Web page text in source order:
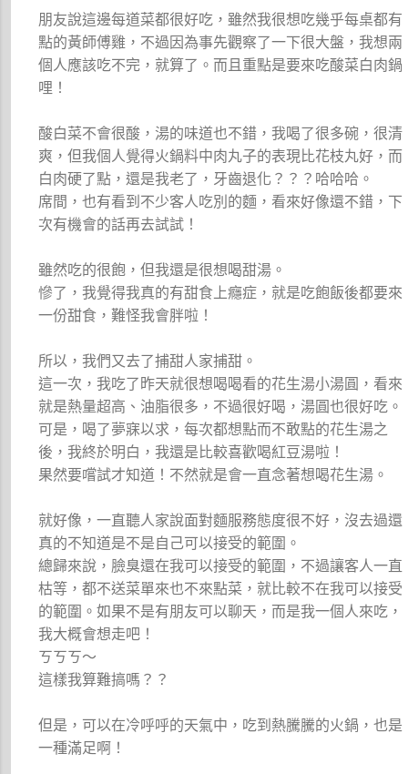
朋友說這邊每道菜都很好吃，雖然我很想吃幾乎每桌都有
點的黃師傅雞，不過因為事先觀察了一下很大盤，我想兩
個人應該吃不完，就算了。而且重點是要來吃酸菜白肉鍋
哩！
酸白菜不會很酸，湯的味道也不錯，我喝了很多碗，很清
爽，但我個人覺得火鍋料中肉丸子的表現比花枝丸好，而
白肉硬了點，還是我老了，牙齒退化？？？哈哈哈。
席間，也有看到不少客人吃別的麵，看來好像還不錯，下
次有機會的話再去試試！
雖然吃的很飽，但我還是很想喝甜湯。
慘了，我覺得我真的有甜食上癮症，就是吃飽飯後都要來
一份甜食，難怪我會胖啦！
所以，我們又去了捕甜人家捕甜。
這一次，我吃了昨天就很想喝喝看的花生湯小湯圓，看來
就是熱量超高、油脂很多，不過很好喝，湯圓也很好吃。
可是，喝了夢寐以求，每次都想點而不敢點的花生湯之
後，我終於明白，我還是比較喜歡喝紅豆湯啦！
果然要嚐試才知道！不然就是會一直念著想喝花生湯。
就好像，一直聽人家說面對麵服務態度很不好，沒去過還
真的不知道是不是自己可以接受的範圍。
總歸來說，臉臭還在我可以接受的範圍，不過讓客人一直
枯等，都不送菜單來也不來點菜，就比較不在我可以接受
的範圍。如果不是有朋友可以聊天，而是我一個人來吃，
我大概會想走吧！
ㄎㄎㄎ～
這樣我算難搞嗎？？
但是，可以在冷呼呼的天氣中，吃到熱騰騰的火鍋，也是
一種滿足啊！